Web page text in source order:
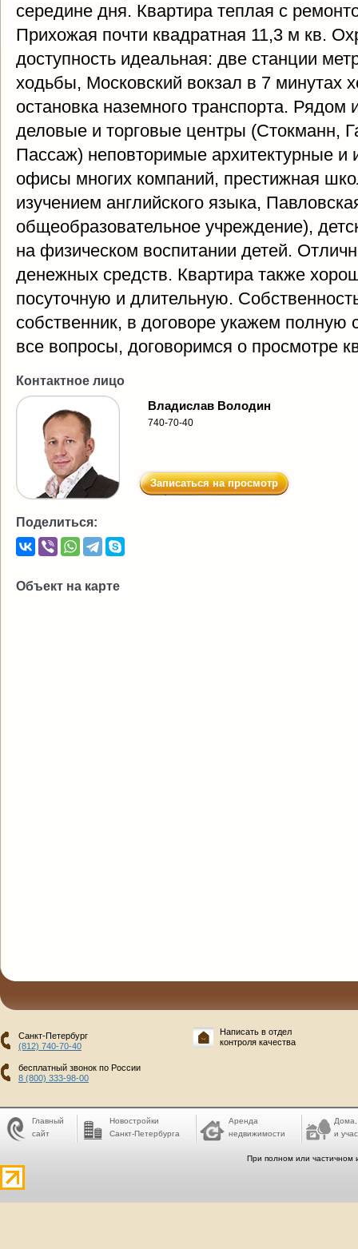
середине дня. Квартира теплая с
Прихожая почти квадратная 11,3 м кв.
доступность идеальная: две станции
ходьбы, Московский вокзал в 7 минутах
остановка наземного транспорта.
деловые и торговые центры (Стокманн,
Пассаж) неповторимые архитектурные и
офисы многих компаний, престижная
изучением английского языка,
общеобразовательное учреждение),
на физическом воспитании детей.
денежных средств. Квартира также
посуточную и длительную.
собственник, в договоре укажем полную
все вопросы, договоримся о просмотре
Контактное лицо
Владислав Володин
740-70-40
Записаться на просмотр
Поделиться:
Объект на карте
Санкт-Петербург
(812) 740-70-40
бесплатный звонок по России
8 (800) 333-98-00
Написать в отдел
контроля качества
Главный
сайт
Новостройки
Санкт-Петербурга
Аренда
недвижимости
Дома,
и
При полном или частичном